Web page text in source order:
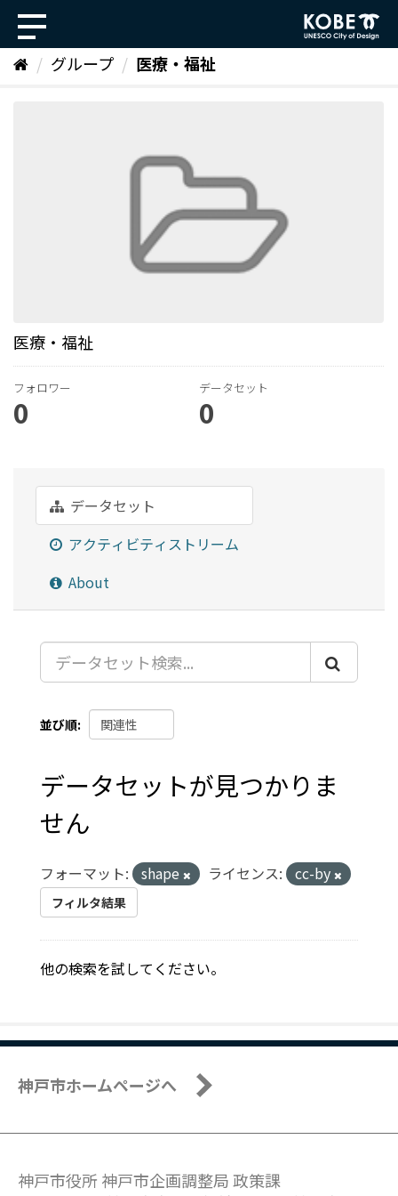
ッ
グループ 医療・福祉
医療・福祉
フォロワー
0
データセット
0
データセット
アクティビティストリーム
About
並び順
データセットが見つかりま
せん
フォーマット: shape ライセンス: cc-by
フィルタ結果
他の検索を試してください。
神戸市ホームページへ
神戸市役所 神戸市企画調整局 政策課